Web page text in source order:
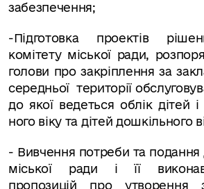
забезпечення;
-Підготовка проектів
комітету міської ради,
голови про закріплення за
середньої території
до якої ведеться облік дітей і
ного віку та дітей дошкільного
- Вивчення потреби та подання
міської ради і її
пропозицій про утворення